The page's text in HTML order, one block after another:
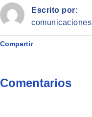
Escrito por:
comunicaciones
Compartir
Comentarios